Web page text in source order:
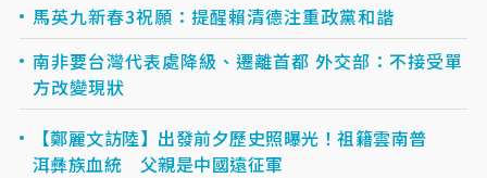
馬英九新春3祝願：提醒賴清德注重政黨和諧
南非要台灣代表處降級、遷離首都 外交部：不接受單
方改變現狀
【鄭麗文訪陸】出發前夕歷史照曝光！祖籍雲南普
洱彝族血統 父親是中國遠征軍